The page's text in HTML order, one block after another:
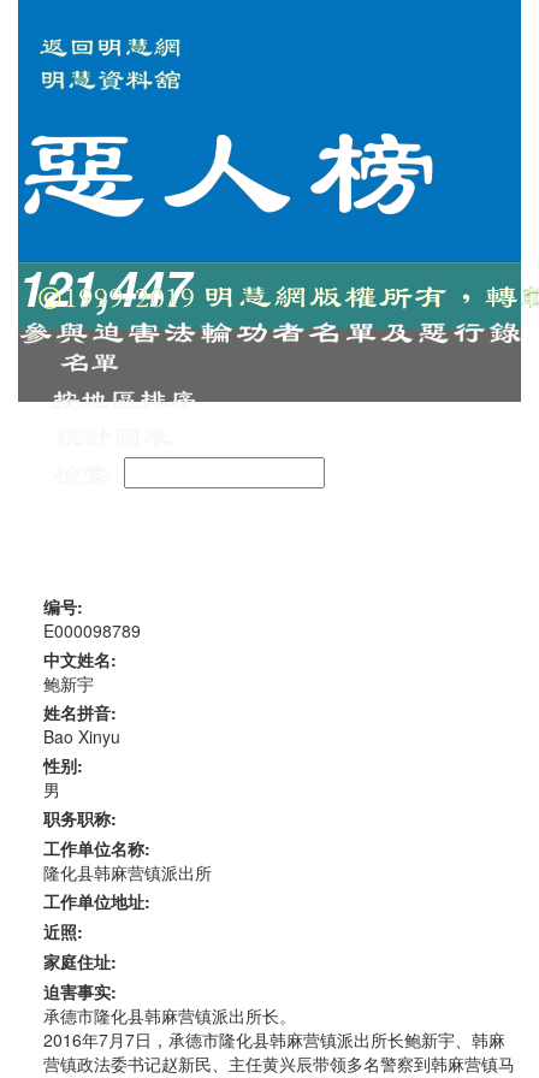
121,447
编号:
E000098789
中文姓名:
鲍新宇
姓名拼音:
Bao Xinyu
性别:
男
职务职称:
工作单位名称:
隆化县韩麻营镇派出所
工作单位地址:
近照:
家庭住址:
迫害事实:
承德市隆化县韩麻营镇派出所长。
2016年7月7日，承德市隆化县韩麻营镇派出所长鲍新宇、韩麻
营镇政法委书记赵新民、主任黄兴辰带领多名警察到韩麻营镇马